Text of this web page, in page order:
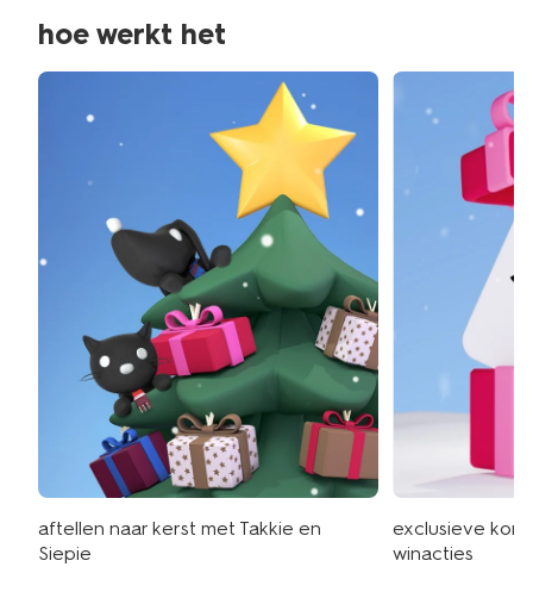
hoe werkt het
aftellen naar kerst met Takkie en
Siepie
exclusieve
winacties